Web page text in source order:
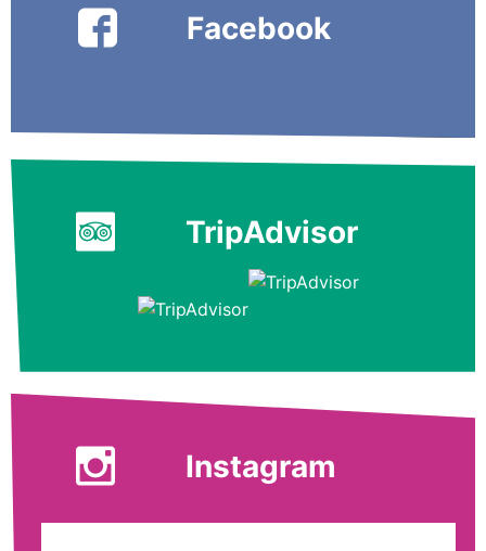
Facebook
TripAdvisor
Instagram